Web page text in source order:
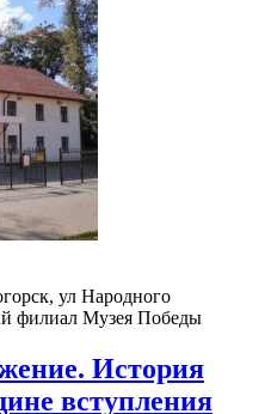
ул Народного
филиал Музея Победы
История
вступления